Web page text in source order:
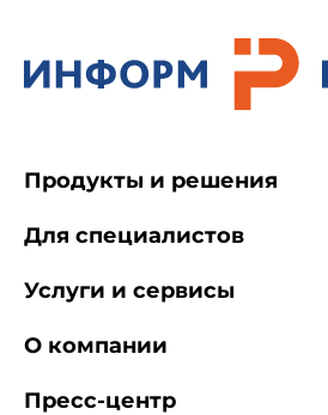
Продукты и решения
Для специалистов
Услуги и сервисы
О компании
Пресс-центр